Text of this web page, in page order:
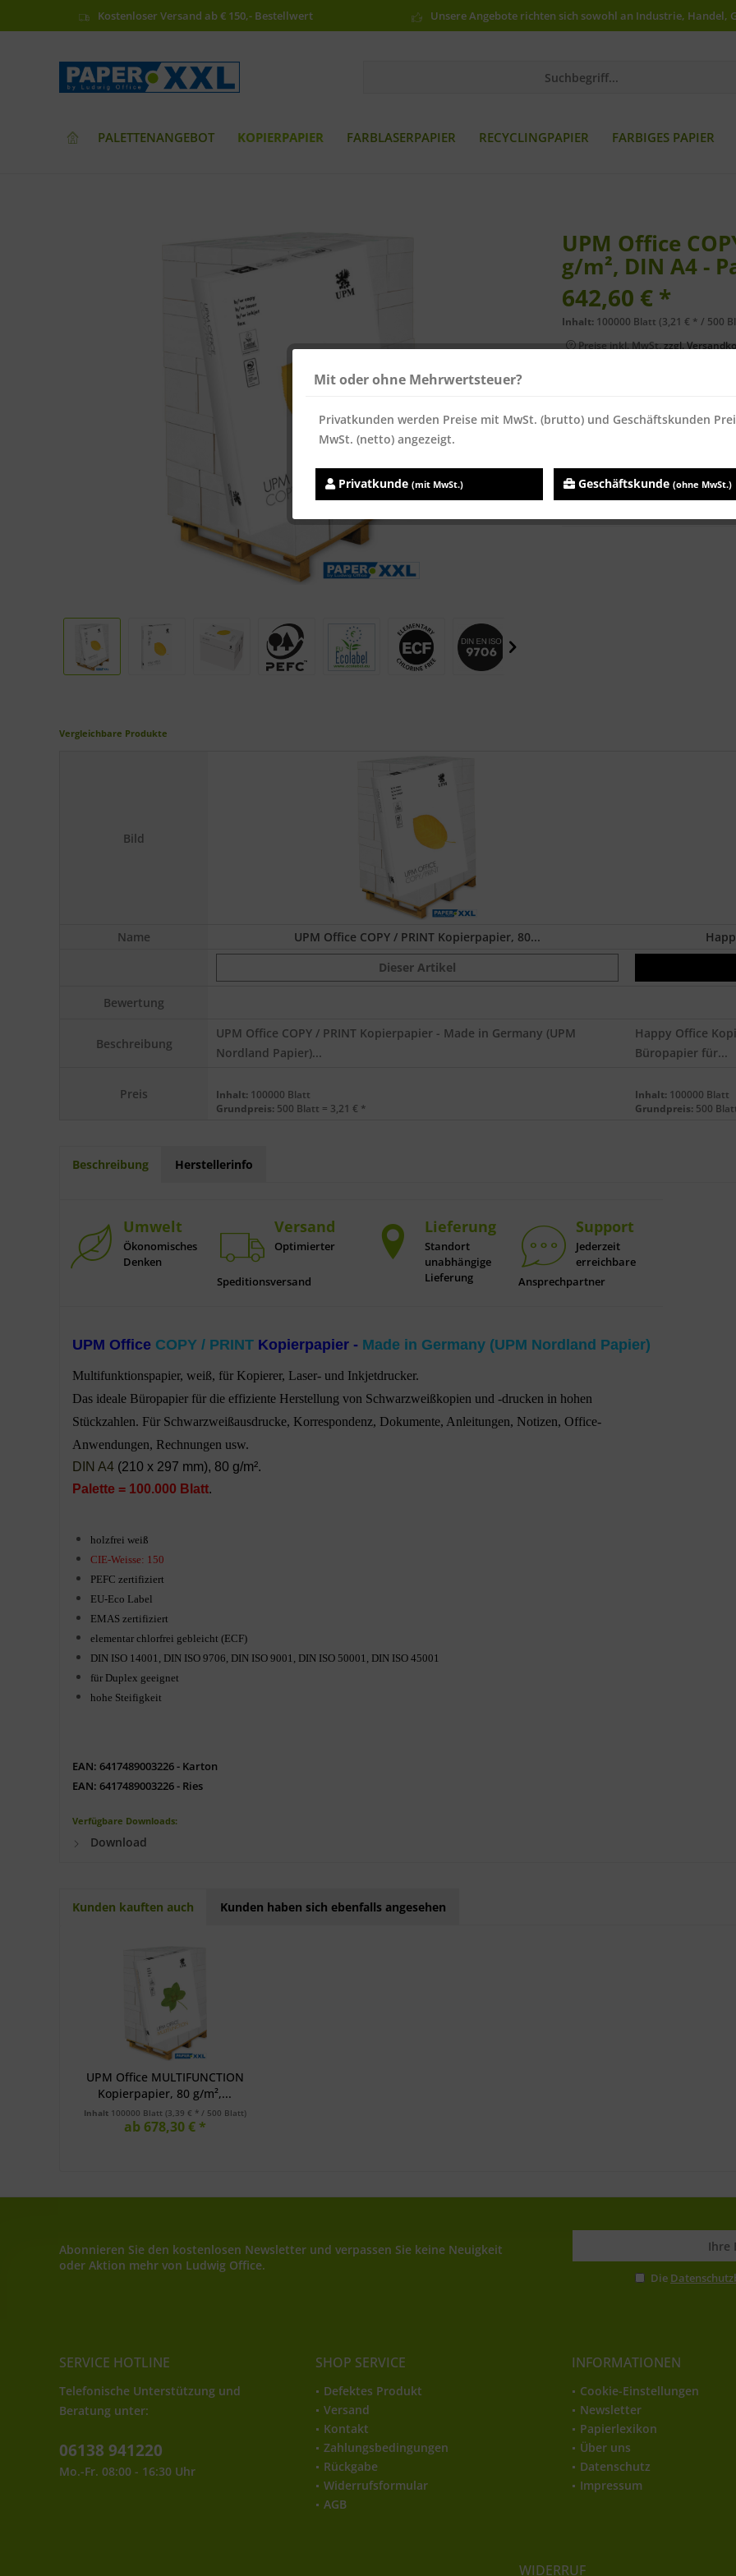
Kostenloser Versand ab € 150,- Bestellwert Unsere Angebote richten sich sowohl an Industrie, Handel,
PALETTENANGEBOT KOPIERPAPIER FARBLASERPAPIER RECYCLINGPAPIER FARBIGES PAPIER
UPM Office
g/m², DIN A4 -
642,60 € *
Inhalt: 100000 Blatt (3,21 € * / 500
Preise inkl. MwSt.zzgl.
Sofort versandfertig,
Vergleichen Merken
Artikel-Nr.:
Vergleichbare Produkte
Bild
Name UPM Office COPY / PRINT Kopierpapier, 80...
Dieser Artikel
Bewertung
Beschreibung
UPM Office COPY / PRINT Kopierpapier - Made in Germany (UPM
Nordland Papier)...
Happy Office
Büropapier für...
Preis Inhalt: 100000 Blatt
Grundpreis: 500 Blatt = 3,21 € *
Inhalt: 100000 Blatt
Grundpreis: 500
Beschreibung Herstellerinfo
Umwelt
Ökonomisches
Denken
Versand
Optimierter
Speditionsversand
Lieferung
Standort
unabhängige
Lieferung
Support
Jederzeit
erreichbare
Ansprechpartner
UPM Office COPY / PRINT Kopierpapier - Made in Germany (UPM Nordland Papier)
Multifunktionspapier, weiß, für Kopierer, Laser- und Inkjetdrucker.
Das ideale Büropapier für die effiziente Herstellung von Schwarzweißkopien und -drucken in hohen
Stückzahlen. Für Schwarzweißausdrucke, Korrespondenz, Dokumente, Anleitungen, Notizen, Office-
Anwendungen, Rechnungen usw.
DIN A4 (210 x 297 mm), 80 g/m².
Palette = 100.000 Blatt.
holzfrei weiß
CIE-Weisse: 150
PEFC zertifiziert
EU-Eco Label
EMAS zertifiziert
elementar chlorfrei gebleicht (ECF)
DIN ISO 14001, DIN ISO 9706, DIN ISO 9001, DIN ISO 50001, DIN ISO 45001
für Duplex geeignet
hohe Steifigkeit
EAN: 6417489003226 - Karton
EAN: 6417489003226 - Ries
Verfügbare Downloads:
Download
Kunden kauften auch Kunden haben sich ebenfalls angesehen
UPM Office MULTIFUNCTION
Kopierpapier, 80 g/m²,...
Inhalt 100000 Blatt (3,39 € * / 500 Blatt)
ab 678,30 € *
Abonnieren Sie den kostenlosen Newsletter und verpassen Sie keine Neuigkeit
oder Aktion mehr von Ludwig Office.
Die
SERVICE HOTLINE
Telefonische Unterstützung und
Beratung unter:
06138 941220
Mo.-Fr. 08:00 - 16:30 Uhr
SHOP SERVICE
Defektes Produkt
Versand
Kontakt
Zahlungsbedingungen
Rückgabe
Widerrufsformular
AGB
INFORMATIONEN
Cookie-Einstellungen
Newsletter
Papierlexikon
Über uns
Datenschutz
Impressum
WIDERRUF
Mit oder ohne Mehrwertsteuer?
Privatkunden werden Preise mit MwSt. (brutto) und Geschäftskunden
MwSt. (netto) angezeigt.
Privatkunde (mit MwSt.) Geschäftskunde (ohne MwSt.)